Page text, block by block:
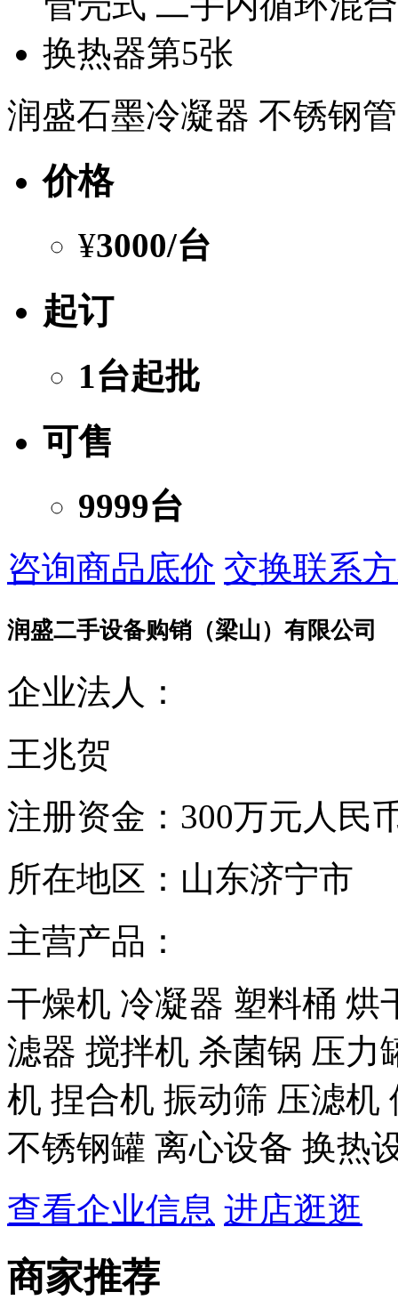
润盛石墨冷凝器 不锈钢
价格
¥3000/台
起订
1台起批
可售
9999台
咨询商品底价 交换联系
润盛二手设备购销（梁山）有限公司
企业法人：
王兆贺
注册资金： 300万元人民
所在地区： 山东济宁市
主营产品：
干燥机 冷凝器 塑料桶 烘
滤器 搅拌机 杀菌锅 压力
机 捏合机 振动筛 压滤机
不锈钢罐 离心设备 换热
查看企业信息 进店逛逛
商家推荐